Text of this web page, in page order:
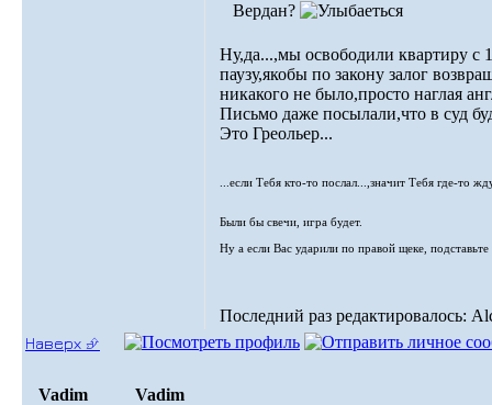
Вердан?
Ну,да...,мы освободили квартиру с
паузу,якобы по закону залог
никакого не было,просто наглая
Письмо даже посылали,что в суд
Это Греольер...
...если Тебя кто-то послал...,значит Тебя где-то
Были бы свечи, игра будет.
Ну а если Вас ударили по правой щеке,
Последний раз редактировалось:
Наверх ⮵
Vadim Vadim